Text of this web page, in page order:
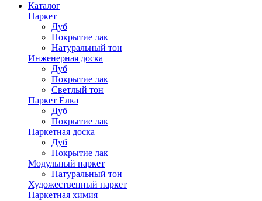
Каталог
Паркет
Дуб
Покрытие лак
Натуральный тон
Инженерная доска
Дуб
Покрытие лак
Светлый тон
Паркет Ёлка
Дуб
Покрытие лак
Паркетная доска
Дуб
Покрытие лак
Модульный паркет
Натуральный тон
Художественный паркет
Паркетная химия